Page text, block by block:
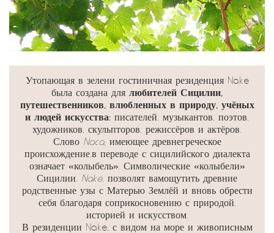
Утопающая в зелени гостиничная резиденция Nake
была создана для любителей Сицилии,
путешественников, влюбленных в природу, учёных
и людей искусства: писателей, музыкантов, поэтов,
художников, скульпторов, режиссёров и актёров.
Слово Naca, имеющее древнегреческое
происхождение,в переводе с сицилийского диалекта
означает «колыбель». Символические «колыбели»
Сицилии, Nake, позволят вамощутить древние
родственные узы с Матерью Землёй и вновь обрести
себя благодаря соприкосновению с природой,
историей и искусством.
В резиденции Nake, с видом на море и живописным